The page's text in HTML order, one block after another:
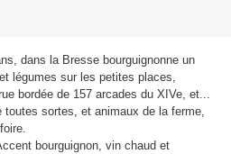
dans la Bresse bourguignonne un
légumes sur les petites places,
bordée de 157 arcades du XIVe, et...
sortes, et animaux de la ferme,
bourguignon, vin chaud et